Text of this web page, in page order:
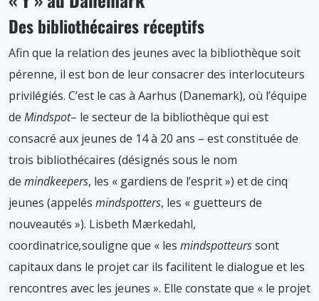
Des bibliothécaires réceptifs
Afin que la relation des jeunes avec la bibliothèque soit
pérenne, il est bon de leur consacrer des interlocuteurs
privilégiés. C’est le cas à Aarhus (Danemark), où l’équipe
de Mindspot– le secteur de la bibliothèque qui est
consacré aux jeunes de 14 à 20 ans – est constituée de
trois bibliothécaires (désignés sous le nom
de mindkeepers, les « gardiens de l’esprit ») et de cinq
jeunes (appelés mindspotters, les « guetteurs de
nouveautés »). Lisbeth Mærkedahl,
coordinatrice,souligne que « les mindspotteurssont
capitaux dans le projet car ils facilitent le dialogue et les
rencontres avec les jeunes ». Elle constate que « le projet